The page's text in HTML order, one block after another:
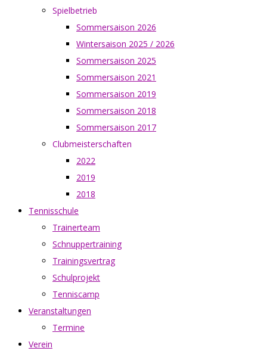
Spielbetrieb
Sommersaison 2026
Wintersaison 2025 / 2026
Sommersaison 2025
Sommersaison 2021
Sommersaison 2019
Sommersaison 2018
Sommersaison 2017
Clubmeisterschaften
2022
2019
2018
Tennisschule
Trainerteam
Schnuppertraining
Trainingsvertrag
Schulprojekt
Tenniscamp
Veranstaltungen
Termine
Verein